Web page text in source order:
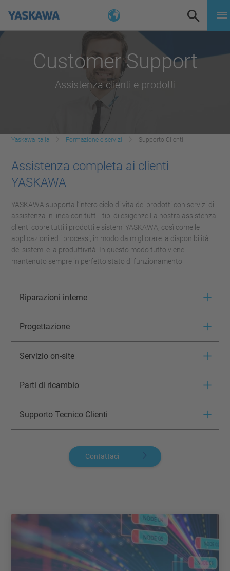
Customer Support
Assistenza clienti e prodotti
Yaskawa Italia Formazione e servizi Supporto Clienti
Assistenza completa ai clienti
YASKAWA
YASKAWA supporta l’intero ciclo di vita dei prodotti con servizi di
assistenza in linea con tutti i tipi di esigenze.La nostra assistenza
clienti copre tutti i prodotti e sistemi YASKAWA, così come le
applicazioni ed i processi, in modo da migliorare la disponibilità
dei sistemi e la produttività. In questo modo tutto viene
mantenuto sempre in perfetto stato di funzionamento
Riparazioni interne
Progettazione
Servizio on-site
Parti di ricambio
Supporto Tecnico Clienti
Contattaci